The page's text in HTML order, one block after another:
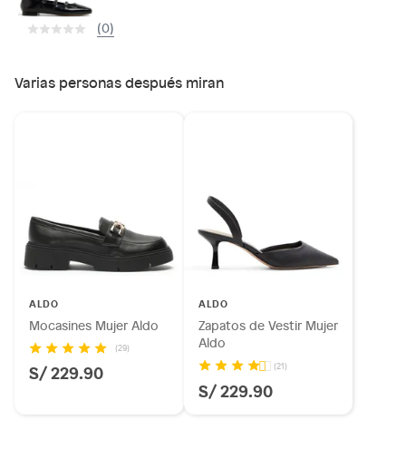
n
(0)
Varias personas después miran
ALDO
Mocasines Mujer Aldo
(29)
S/ 229.90
ALDO
Zapatos de Vestir Mujer
Aldo
(21)
S/ 229.90